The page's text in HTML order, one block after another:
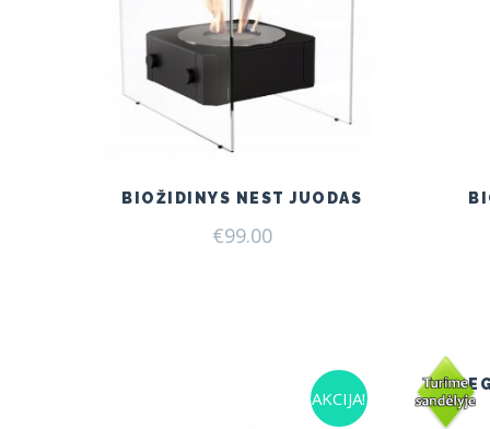
BIOŽIDINYS NEST JUODAS
€99.00
AKCIJA!